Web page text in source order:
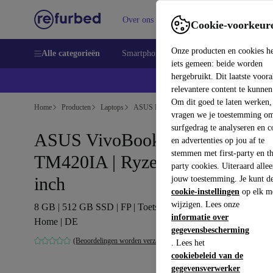
Cookie-
Onze producten en cookies
iets gemeen: beide worden
hergebruikt. Dit laatste
relevantere content te
Om dit goed te laten werken,
vragen we je toestemming
surfgedrag te analyseren en
en advertenties op jou af te
stemmen met first-party en
party cookies. Uiteraard
jouw toestemming. Je kunt
cookie-instellingen op elk
wijzigen. Lees onze
informatie over
gegevensbescherming
. Lees het
cookiebeleid van de
gegevensverwerker
Over ons Verkopen Support
Alle categorieën Smartphones Laptops Tablets
Home Producten Laptops ASUS Laptops
ASUS VivoBook Flip 14
TM420IA | Ryzen 5 4500U | 14-
inch
8 GB | 512 GB SSD | FP | Toetsenbordverlichting | Win 11
Home | DE
(Beoordelingen worden verzameld)